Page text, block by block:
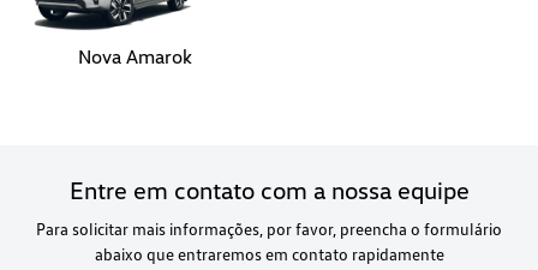
Nova Amarok
Entre em contato com a nossa equipe
Para solicitar mais informações, por favor, preencha o formulário
abaixo que entraremos em contato rapidamente